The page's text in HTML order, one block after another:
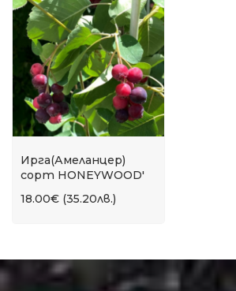
Ирга(Амеланцер)
сорт HONEYWOOD'
18.00€ (35.20лв.)